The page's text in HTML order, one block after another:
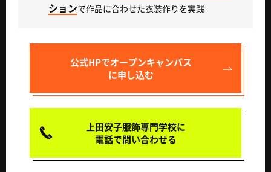
ションで作品に合わせた衣装作りを実践
公式HPでオープンキャンパス
に申し込む
上田安子服飾専門学校に
電話で問い合わせる